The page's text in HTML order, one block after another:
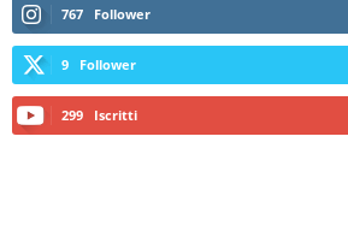
767 Follower
9 Follower
299 Iscritti